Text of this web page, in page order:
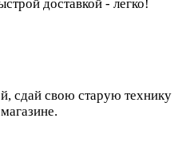
доставкой - легко!
сдай свою старую технику